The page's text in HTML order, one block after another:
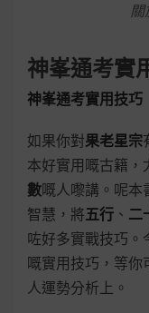
神峯通考實
神峯通考實用技巧
如果你對果老星宗
本好實用嘅古籍，
數嘅人嚟講。呢本
智慧，將五行 、 二
咗好多實戰技巧。
嘅實用技巧，等你
人運勢分析上。